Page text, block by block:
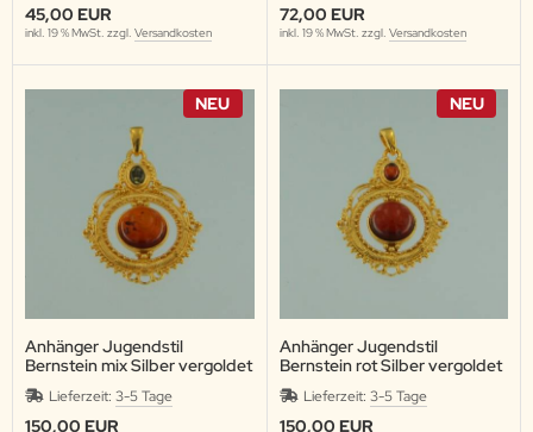
45,00 EUR
inkl. 19 % MwSt. zzgl. Versandkosten
72,00 EUR
inkl. 19 % MwSt. zzgl. Versandkosten
NEU
Anhänger Jugendstil
Bernstein mix Silber vergoldet
Lieferzeit: 3-5 Tage
150,00 EUR
NEU
Anhänger Jugendstil
Bernstein rot Silber vergoldet
Lieferzeit: 3-5 Tage
150,00 EUR